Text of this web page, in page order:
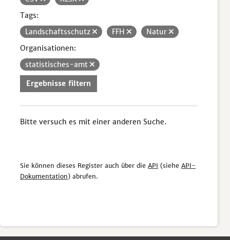
Tags:
Landschaftsschutz
FFH
Natur
Organisationen:
statistisches-amt
Ergebnisse filtern
Bitte versuch es mit einer anderen Suche.
Sie können dieses Register auch über die API (siehe API-
Dokumentation) abrufen.